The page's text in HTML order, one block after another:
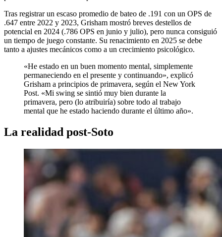
Tras registrar un escaso promedio de bateo de .191 con un OPS de
.647 entre 2022 y 2023, Grisham mostró breves destellos de
potencial en 2024 (.786 OPS en junio y julio), pero nunca consiguió
un tiempo de juego constante. Su renacimiento en 2025 se debe
tanto a ajustes mecánicos como a un crecimiento psicológico.
«He estado en un buen momento mental, simplemente
permaneciendo en el presente y continuando», explicó
Grisham a principios de primavera, según el New York
Post. «Mi swing se sintió muy bien durante la
primavera, pero (lo atribuiría) sobre todo al trabajo
mental que he estado haciendo durante el último año».
La realidad post-Soto